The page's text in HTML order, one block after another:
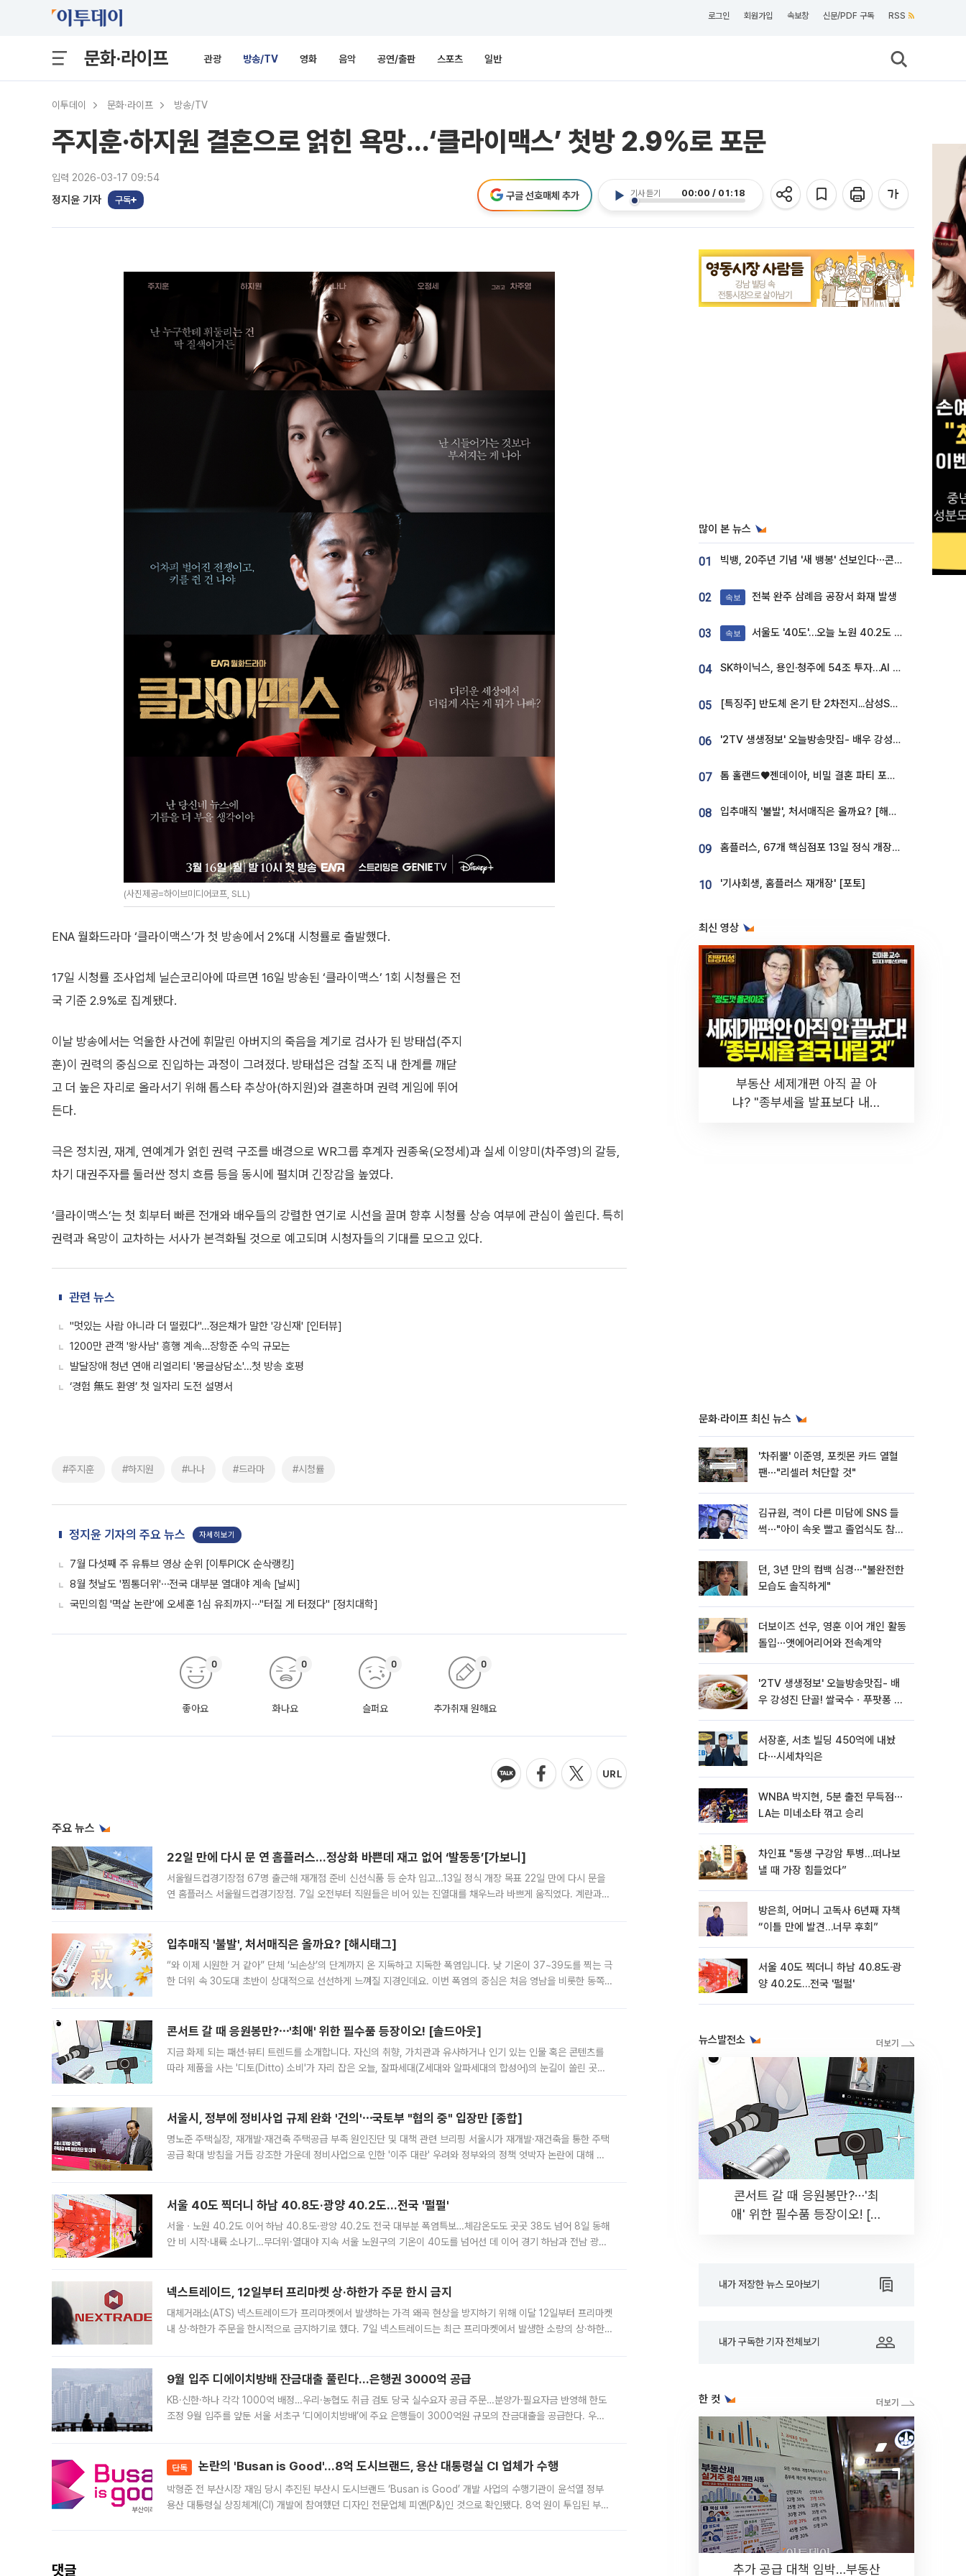
로그인 회원가입 속보창 신문/PDF 구독 RSS
문화·라이프 관광 방송/TV 영화 음악 공연/출판 스포츠 일반
이투데이 문화·라이프 방송/TV
주지훈·하지원 결혼으로 얽힌 욕망…‘클라이맥스’ 첫방 2.9%로 포문
입력 2026-03-17 09:54
정지윤 기자 구독
기사 듣기 00:00 / 01:18
구글 선호매체 추가
(사진제공=하이브미디어코프, SLL)
ENA 월화드라마 ‘클라이맥스’가 첫 방송에서 2%대 시청률로 출발했다.
17일 시청률 조사업체 닐슨코리아에 따르면 16일 방송된 ‘클라이맥스’ 1회 시청률은 전
국 기준 2.9%로 집계됐다.
이날 방송에서는 억울한 사건에 휘말린 아버지의 죽음을 계기로 검사가 된 방태섭(주지
훈)이 권력의 중심으로 진입하는 과정이 그려졌다. 방태섭은 검찰 조직 내 한계를 깨닫
고 더 높은 자리로 올라서기 위해 톱스타 추상아(하지원)와 결혼하며 권력 게임에 뛰어
든다.
극은 정치권, 재계, 연예계가 얽힌 권력 구조를 배경으로 WR그룹 후계자 권종욱(오정세)과 실세 이양미(차주영)의 갈등,
차기 대권주자를 둘러싼 정치 흐름 등을 동시에 펼치며 긴장감을 높였다.
‘클라이맥스’는 첫 회부터 빠른 전개와 배우들의 강렬한 연기로 시선을 끌며 향후 시청률 상승 여부에 관심이 쏠린다. 특히
권력과 욕망이 교차하는 서사가 본격화될 것으로 예고되며 시청자들의 기대를 모으고 있다.
관련 뉴스
"멋있는 사람 아니라 더 떨렸다"…정은채가 말한 '강신재' [인터뷰]
1200만 관객 '왕사남' 흥행 계속…장항준 수익 규모는
발달장애 청년 연애 리얼리티 '몽글상담소'…첫 방송 호평
‘경험 無도 환영’ 첫 일자리 도전 설명서
#주지훈 #하지원 #나나 #드라마 #시청률
정지윤 기자의 주요 뉴스 자세히보기
7월 다섯째 주 유튜브 영상 순위 [이투PICK 순삭랭킹]
8월 첫날도 '찜통더위'⋯전국 대부분 열대야 계속 [날씨]
국민의힘 '멱살 논란'에 오세훈 1심 유죄까지⋯"터질 게 터졌다" [정치대학]
좋아요
0
화나요
0
슬퍼요
0
추가취재 원해요
0
주요 뉴스
22일 만에 다시 문 연 홈플러스…정상화 바쁜데 재고 없어 ‘발동동’[가보니]
서울월드컵경기장점 67명 출근해 재개점 준비 신선식품 등 순차 입고…13일 정식 개장 목표 22일 만에 다시 문을
연 홈플러스 서울월드컵경기장점. 7일 오전부터 직원들은 비어 있는 진열대를 채우느라 바쁘게 움직였다. 계란과
입추매직 '불발', 처서매직은 올까요? [해시태그]
“와 이제 시원한 거 같아” 단체 ‘뇌손상’의 단계까지 온 지독하고 지독한 폭염입니다. 낮 기온이 37~39도를 찍는 극
한 더위 속 30도대 초반이 상대적으로 선선하게 느껴질 지경인데요. 이번 폭염의 중심은 처음 영남을 비롯한 동쪽
콘서트 갈 때 응원봉만?⋯'최애' 위한 필수품 등장이오! [솔드아웃]
지금 화제 되는 패션·뷰티 트렌드를 소개합니다. 자신의 취향, 가치관과 유사하거나 인기 있는 인물 혹은 콘텐츠를
따라 제품을 사는 '디토(Ditto) 소비'가 자리 잡은 오늘, 잘파세대(Z세대와 알파세대의 합성어)의 눈길이 쏠린 곳은
서울시, 정부에 정비사업 규제 완화 '건의'⋯국토부 "협의 중" 입장만 [종합]
명노준 주택실장, 재개발·재건축 주택공급 부족 원인진단 및 대책 관련 브리핑 서울시가 재개발·재건축을 통한 주택
공급 확대 방침을 거듭 강조한 가운데 정비사업으로 인한 '이주 대란' 우려와 정부와의 정책 엇박자 논란에 대해 정
서울 40도 찍더니 하남 40.8도·광양 40.2도…전국 '펄펄'
서울ㆍ노원 40.2도 이어 하남 40.8도·광양 40.2도 전국 대부분 폭염특보…체감온도도 곳곳 38도 넘어 8일 동해
안 비 시작·내륙 소나기…무더위·열대야 지속 서울 노원구의 기온이 40도를 넘어선 데 이어 경기 하남과 전남 광양
넥스트레이드, 12일부터 프리마켓 상·하한가 주문 한시 금지
대체거래소(ATS) 넥스트레이드가 프리마켓에서 발생하는 가격 왜곡 현상을 방지하기 위해 이달 12일부터 프리마켓
내 상·하한가 주문을 한시적으로 금지하기로 했다. 7일 넥스트레이드는 최근 프리마켓에서 발생한 소량의 상·하한
9월 입주 디에이치방배 잔금대출 풀린다…은행권 3000억 공급
KB·신한·하나 각각 1000억 배정…우리·농협도 취급 검토 당국 실수요자 공급 주문…분양가·필요자금 반영해 한도
조정 9월 입주를 앞둔 서울 서초구 ‘디에이치방배’에 주요 은행들이 3000억원 규모의 잔금대출을 공급한다. 우리
단독 논란의 'Busan is Good'…8억 도시브랜드, 용산 대통령실 CI 업체가 수행
박형준 전 부산시장 재임 당시 추진된 부산시 도시브랜드 ‘Busan is Good’ 개발 사업의 수행기관이 윤석열 정부
용산 대통령실 상징체계(CI) 개발에 참여했던 디자인 전문업체 피앤(P&)인 것으로 확인됐다. 8억 원이 투입된 부산
댓글
많이 본 뉴스
01 빅뱅, 20주년 기념 '새 뱅봉' 선보인다⋯콘서트 앞두고 팝업 개최
02 속보 전북 완주 삼례읍 공장서 화재 발생
03 속보 서울도 '40도'…오늘 노원 40.2도 기록
04 SK하이닉스, 용인·청주에 54조 투자…AI 메모리 생산기지 키운다
05 [특징주] 반도체 온기 탄 2차전지...삼성SDI, 장 초반 7% 넘게 껑충
06 '2TV 생생정보' 오늘방송맛집- 배우 강성진 단골! 쌀국수ㆍ푸팟퐁 커리 맛집 '블○○○'
07 톰 홀랜드♥젠데이아, 비밀 결혼 파티 포착⋯호텔 대관비만 9억
08 입추매직 '불발', 처서매직은 올까요? [해시태그]
09 홈플러스, 67개 핵심점포 13일 정식 개장…영업 재개 속도
10 '기사회생, 홈플러스 재개장' [포토]
최신 영상
부동산 세제개편 아직 끝 아
냐? "종부세율 발표보다 내릴
문화·라이프 최신 뉴스
'차쥐뿔' 이준영, 포켓몬 카드 열혈
팬⋯"리셀러 처단할 것"
김규원, 격이 다른 미담에 SNS 들
썩⋯"아이 속옷 빨고 졸업식도 참
던, 3년 만의 컴백 심경⋯"불완전한
모습도 솔직하게"
더보이즈 선우, 영훈 이어 개인 활동
돌입⋯앳에어리어와 전속계약
'2TV 생생정보' 오늘방송맛집- 배
우 강성진 단골! 쌀국수ㆍ푸팟퐁 커
서장훈, 서초 빌딩 450억에 내놨
다⋯시세차익은
WNBA 박지현, 5분 출전 무득점⋯
LA는 미네소타 꺾고 승리
차인표 "동생 구강암 투병…떠나보
낼 때 가장 힘들었다”
방은희, 어머니 고독사 6년째 자책
“이틀 만에 발견…너무 후회”
서울 40도 찍더니 하남 40.8도·광
양 40.2도…전국 '펄펄'
뉴스발전소
콘서트 갈 때 응원봉만?⋯'최
애' 위한 필수품 등장이오! [솔
내가 저장한 뉴스 모아보기
내가 구독한 기자 전체보기
한 컷
추가 공급 대책 임박…부동산